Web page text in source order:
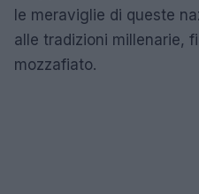
le meraviglie di queste
alle tradizioni millenarie,
mozzafiato.